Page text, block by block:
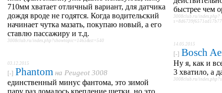
710мм хватает отличный вариант, для датчика
дождя вроде не годятся. Когда водительский
начинает чутка мазать, покупаю новый, а его
ставлю пассажиру и т.д.
3008club.ru/index.php?showtopic=1465&st=540
03.12.2015
[-] Phantom на Peugeot 3008
единственный минус фантома, это зимой
пару раз ломалось крепление щетки, но это
быстрее чем
3008club.ru/index.php?
14.05.2015
[-] Bosch
Ну я, как и
3 хватило, а
3008club.ru/